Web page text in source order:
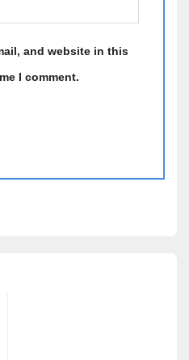
and website in this
I comment.